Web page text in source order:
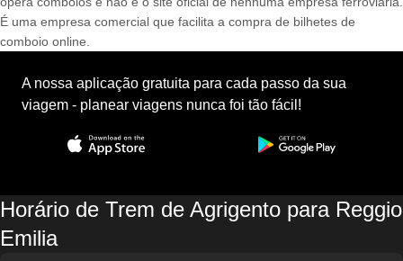
É uma empresa comercial que facilita a compra de bilhetes de
comboio online.
A nossa aplicação gratuita para cada passo da sua
viagem - planear viagens nunca foi tão fácil!
Horário de Trem de Agrigento para Reggio
Emilia